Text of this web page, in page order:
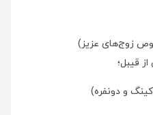
زوج‌های عزیز)
قیبل؛
و دونفره)